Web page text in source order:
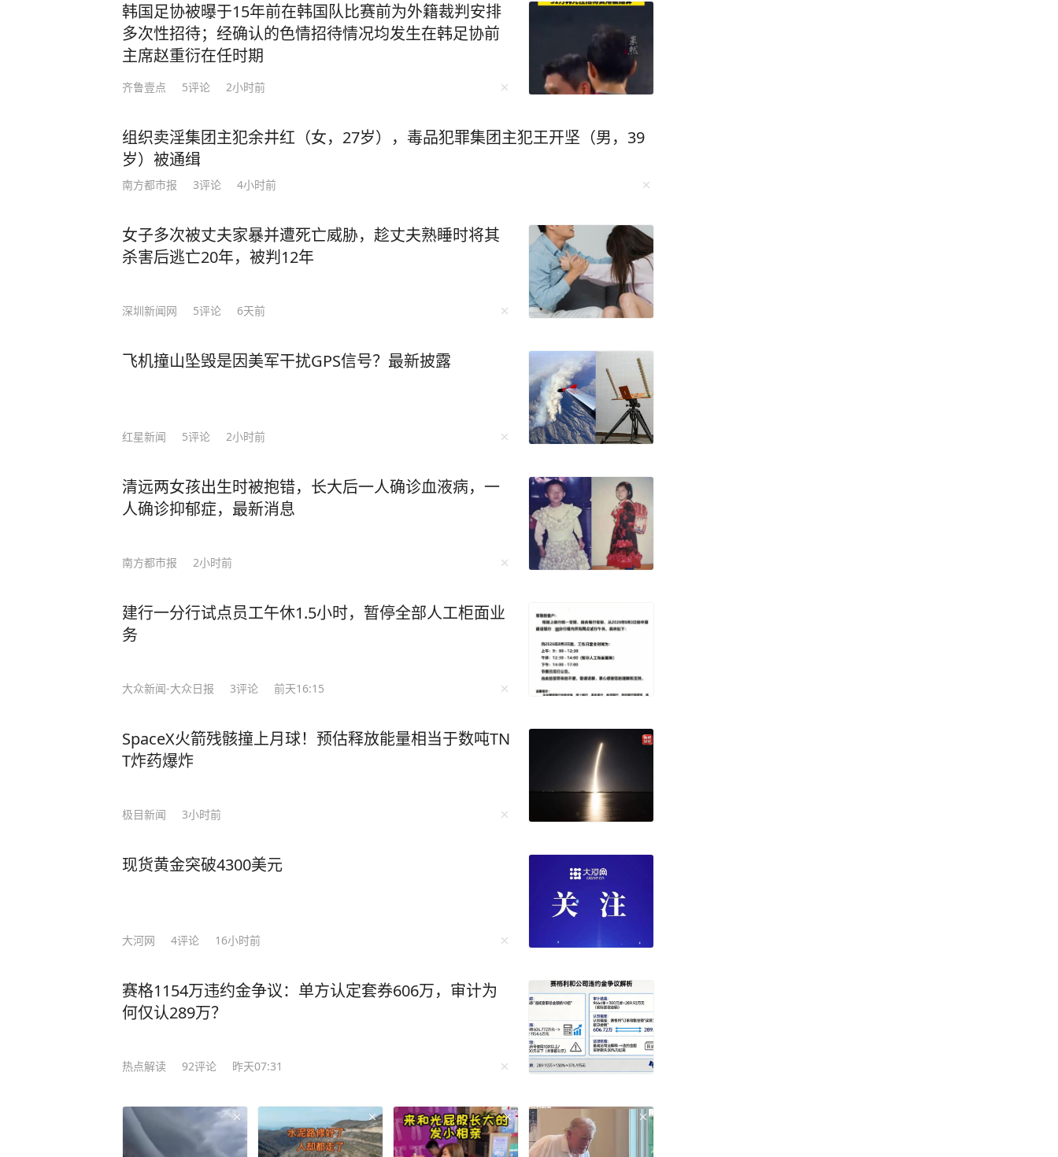
韩国足协被曝于15年前在韩国队比赛前为外籍裁判安排
多次性招待；经确认的色情招待情况均发生在韩足协前
主席赵重衍在任时期
齐鲁壹点 5评论 2小时前
组织卖淫集团主犯余井红（女，27岁），毒品犯罪集团主犯王开坚（男，39
岁）被通缉
南方都市报 3评论 4小时前
女子多次被丈夫家暴并遭死亡威胁，趁丈夫熟睡时将其
杀害后逃亡20年，被判12年
深圳新闻网 5评论 6天前
飞机撞山坠毁是因美军干扰GPS信号？最新披露
红星新闻 5评论 2小时前
清远两女孩出生时被抱错，长大后一人确诊血液病，一
人确诊抑郁症，最新消息
南方都市报 2小时前
建行一分行试点员工午休1.5小时，暂停全部人工柜面业
务
大众新闻-大众日报 3评论 前天16:15
SpaceX火箭残骸撞上月球！预估释放能量相当于数吨TN
T炸药爆炸
极目新闻 3小时前
现货黄金突破4300美元
大河网 4评论 16小时前
赛格1154万违约金争议：单方认定套券606万，审计为
何仅认289万？
热点解读 92评论 昨天07:31